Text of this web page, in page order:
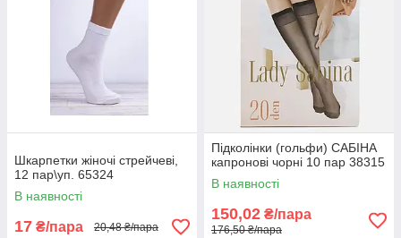
Шкарпетки жіночі стрейчеві,
12 пар\уп. 65324
В наявності
17 ₴/пара 20,48 ₴/пара
Підколінки (гольфи) САБІНА
капронові чорні 10 пар 38315
В наявності
150,02 ₴/пара
176,50 ₴/пара